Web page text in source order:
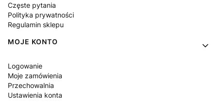
Częste pytania
Polityka prywatności
Regulamin sklepu
MOJE KONTO
Logowanie
Moje zamówienia
Przechowalnia
Ustawienia konta